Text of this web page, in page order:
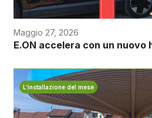
Maggio 27, 2026
E.ON accelera con un
L’installazione del mese